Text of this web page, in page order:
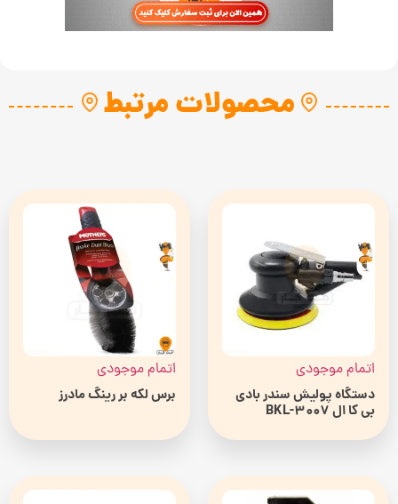
محصولات مرتبط
اتمام موجودی
دستگاه پوليش سندر بادی
بی كا ال BKL-3007
اتمام موجودی
برس لکه بر رینگ مادرز